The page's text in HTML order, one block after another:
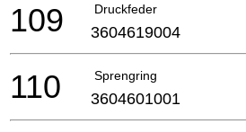
Druckfeder
109 3604619004
Sprengring
110 3604601001